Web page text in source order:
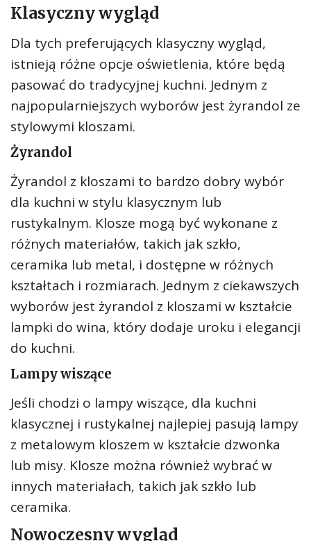
Klasyczny wygląd
Dla tych preferujących klasyczny wygląd,
istnieją różne opcje oświetlenia, które będą
pasować do tradycyjnej kuchni. Jednym z
najpopularniejszych wyborów jest żyrandol ze
stylowymi kloszami.
Żyrandol
Żyrandol z kloszami to bardzo dobry wybór
dla kuchni w stylu klasycznym lub
rustykalnym. Klosze mogą być wykonane z
różnych materiałów, takich jak szkło,
ceramika lub metal, i dostępne w różnych
kształtach i rozmiarach. Jednym z ciekawszych
wyborów jest żyrandol z kloszami w kształcie
lampki do wina, który dodaje uroku i elegancji
do kuchni.
Lampy wiszące
Jeśli chodzi o lampy wiszące, dla kuchni
klasycznej i rustykalnej najlepiej pasują lampy
z metalowym kloszem w kształcie dzwonka
lub misy. Klosze można również wybrać w
innych materiałach, takich jak szkło lub
ceramika.
Nowoczesny wygląd